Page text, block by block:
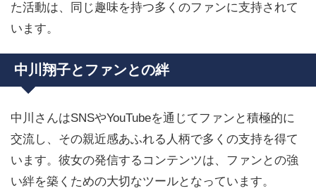
た活動は、同じ趣味を持つ多くのファンに支持されて
います。
中川翔子とファンとの絆
中川さんはSNSやYouTubeを通じてファンと積極的に
交流し、その親近感あふれる人柄で多くの支持を得て
います。彼女の発信するコンテンツは、ファンとの強
い絆を築くための大切なツールとなっています。